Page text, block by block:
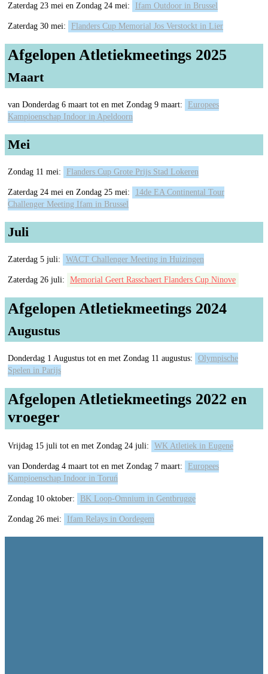
Zaterdag 23 mei en Zondag 24 mei: Ifam Outdoor in Brussel
Zaterdag 30 mei: Flanders Cup Memorial Jos Verstockt in Lier
Afgelopen Atletiekmeetings 2025
Maart
van Donderdag 6 maart tot en met Zondag 9 maart:
Europees
Kampioenschap Indoor in Apeldoorn
Mei
Zondag 11 mei: Flanders Cup Grote Prijs Stad Lokeren
Zaterdag 24 mei en Zondag 25 mei:
14de EA Continental Tour
Challenger Meeting Ifam in Brussel
Juli
Zaterdag 5 juli: WACT Challenger Meeting in Huizingen
Zaterdag 26 juli: Memorial Geert Rasschaert Flanders Cup Ninove
Afgelopen Atletiekmeetings 2024
Augustus
Donderdag 1 Augustus tot en met Zondag 11 augustus:
Olympische
Spelen in Parijs
Afgelopen Atletiekmeetings 2022 en
vroeger
Vrijdag 15 juli tot en met Zondag 24 juli: WK Atletiek in Eugene
van Donderdag 4 maart tot en met Zondag 7 maart:
Europees
Kampioenschap Indoor in Toruń
Zondag 10 oktober: BK Loop-Omnium in Gentbrugge
Zondag 26 mei: Ifam Relays in Oordegem